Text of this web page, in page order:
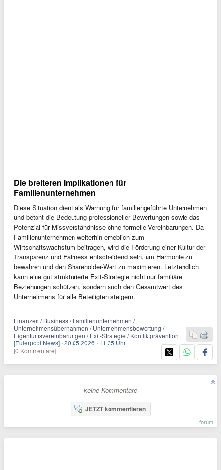
Die breiteren Implikationen für
Familienunternehmen
Diese Situation dient als Warnung für familiengeführte Unternehmen
und betont die Bedeutung professioneller Bewertungen sowie das
Potenzial für Missverständnisse ohne formelle Vereinbarungen. Da
Familienunternehmen weiterhin erheblich zum
Wirtschaftswachstum beitragen, wird die Förderung einer Kultur der
Transparenz und Fairness entscheidend sein, um Harmonie zu
bewahren und den Shareholder-Wert zu maximieren. Letztendlich
kann eine gut strukturierte Exit-Strategie nicht nur familiäre
Beziehungen schützen, sondern auch den Gesamtwert des
Unternehmens für alle Beteiligten steigern.
Finanzen / Business / Familienunternehmen /
Unternehmensübernahmen / Unternehmensbewertung /
Eigentumsvereinbarungen / Exit-Strategie / Konfliktprävention
[Eulerpool News] ·20.05.2026 · 11:35 Uhr
[0 Kommentare]
- keine Kommentare -
JETZT kommentieren
forum